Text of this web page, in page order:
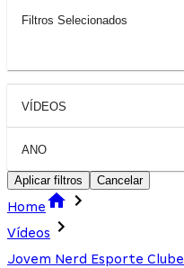
Filtros Selecionados
VÍDEOS
ANO
Aplicar filtros Cancelar
Home
Vídeos
Jovem Nerd Esporte Clube